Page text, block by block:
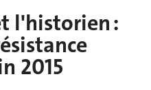
l'historien :
2015